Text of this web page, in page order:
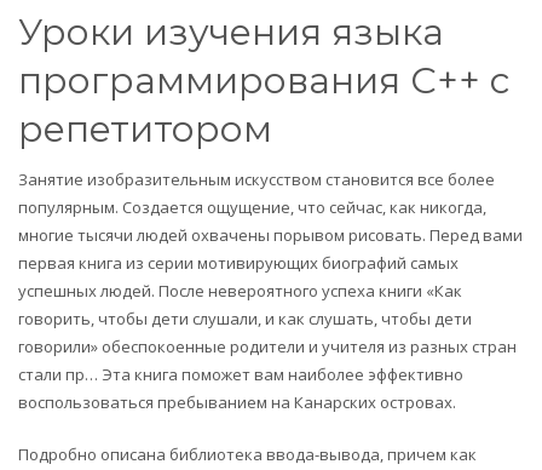
Уроки изучения языка
программирования C++ с
репетитором
Занятие изобразительным искусством становится все более
популярным. Создается ощущение, что сейчас, как никогда,
многие тысячи людей охвачены порывом рисовать. Перед вами
первая книга из серии мотивирующих биографий самых
успешных людей. После невероятного успеха книги «Как
говорить, чтобы дети слушали, и как слушать, чтобы дети
говорили» обеспокоенные родители и учителя из разных стран
стали пр… Эта книга поможет вам наиболее эффективно
воспользоваться пребыванием на Канарских островах.
Подробно описана библиотека ввода-вывода, причем как